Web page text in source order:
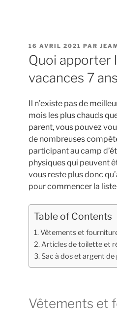
PUBLIÉ
LE
16 AVRIL 2021 PAR
Quoi apporter
vacances 7
Il n’existe pas de
mois les plus chauds
parent, vous pouvez
de nombreuses
participant au camp
physiques qui peuvent
vous reste plus donc
pour commencer la
Table of Contents
Vêtements et
Articles de toilette et
Sac à dos et argent de
Vêtements et